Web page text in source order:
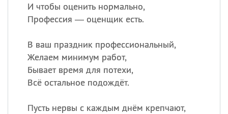
И чтобы оценить нормально,
Профессия — оценщик есть.
В ваш праздник профессиональный,
Желаем минимум работ,
Бывает время для потехи,
Всё остальное подождёт.
Пусть нервы с каждым днём крепчают,